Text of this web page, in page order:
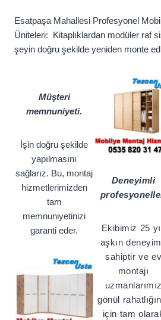
Esatpaşa Mahallesi Profesyonel
Üniteleri: Kitaplıklardan modüler raf
şeyin doğru şekilde yeniden monte
Müşteri
memnuniyeti.
İşin doğru şekilde
yapılmasını
sağlarız. Bu, montaj
hizmetlerimizden
tam
memnuniyetinizi
garanti eder.
Deneyimli
Ekibimiz 25
aşkın
sahiptir ve ev
montajı
uzmanlarımız
gönül
için tam